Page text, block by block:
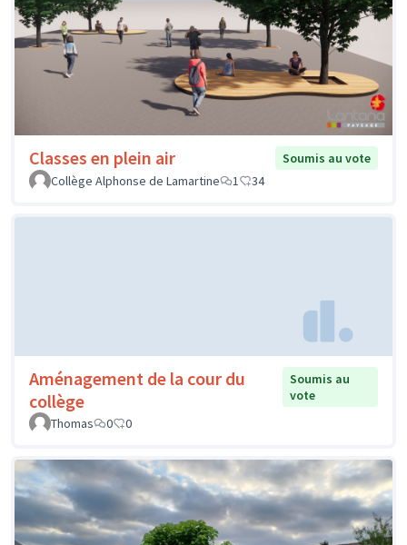
Classes en plein air
Soumis au vote
Collège Alphonse de Lamartine
1 34
Aménagement de la cour du
collège
Soumis au
vote
Thomas
0 0